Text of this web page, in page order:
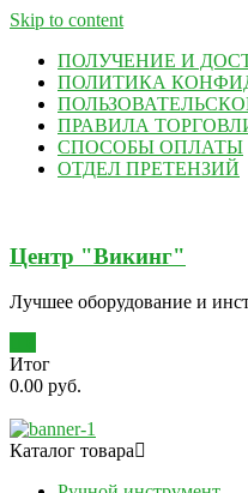
Skip to content
ПОЛУЧЕНИЕ И
ПОЛИТИКА
ПРАВИЛА
СПОСОБЫ ОПЛАТЫ
ОТДЕЛ ПРЕТЕНЗИЙ
Центр "Викинг"
Лучшее оборудование и
Итог
0.00 руб.
Каталог товара